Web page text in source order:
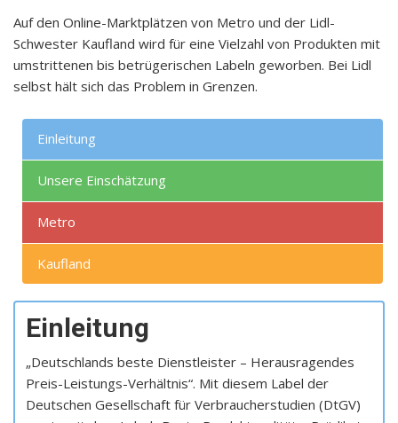
Auf den Online-Marktplätzen von Metro und der Lidl-
Schwester Kaufland wird für eine Vielzahl von Produkten mit
umstrittenen bis betrügerischen Labeln geworben. Bei Lidl
selbst hält sich das Problem in Grenzen.
Einleitung
Unsere Einschätzung
Metro
Kaufland
Einleitung
„Deutschlands beste Dienstleister – Herausragendes
Preis-Leistungs-Verhältnis“. Mit diesem Label der
Deutschen Gesellschaft für Verbraucherstudien (DtGV)